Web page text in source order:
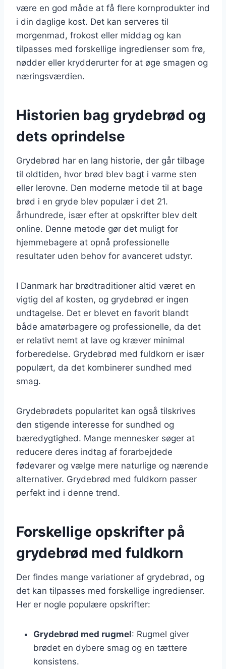
være en god måde at få flere kornprodukter ind
i din daglige kost. Det kan serveres til
morgenmad, frokost eller middag og kan
tilpasses med forskellige ingredienser som frø,
nødder eller krydderurter for at øge smagen og
næringsværdien.
Historien bag grydebrød og
dets oprindelse
Grydebrød har en lang historie, der går tilbage
til oldtiden, hvor brød blev bagt i varme sten
eller lerovne. Den moderne metode til at bage
brød i en gryde blev populær i det 21.
århundrede, især efter at opskrifter blev delt
online. Denne metode gør det muligt for
hjemmebagere at opnå professionelle
resultater uden behov for avanceret udstyr.
I Danmark har brødtraditioner altid været en
vigtig del af kosten, og grydebrød er ingen
undtagelse. Det er blevet en favorit blandt
både amatørbagere og professionelle, da det
er relativt nemt at lave og kræver minimal
forberedelse. Grydebrød med fuldkorn er især
populært, da det kombinerer sundhed med
smag.
Grydebrødets popularitet kan også tilskrives
den stigende interesse for sundhed og
bæredygtighed. Mange mennesker søger at
reducere deres indtag af forarbejdede
fødevarer og vælge mere naturlige og nærende
alternativer. Grydebrød med fuldkorn passer
perfekt ind i denne trend.
Forskellige opskrifter på
grydebrød med fuldkorn
Der findes mange variationer af grydebrød, og
det kan tilpasses med forskellige ingredienser.
Her er nogle populære opskrifter:
Grydebrød med rugmel: Rugmel giver
brødet en dybere smag og en tættere
konsistens.